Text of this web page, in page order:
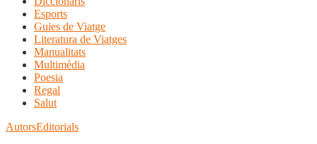
Esports
Guies de Viatge
Literatura de Viatges
Manualitats
Multimèdia
Poesia
Regal
Salut
AutorsEditorials